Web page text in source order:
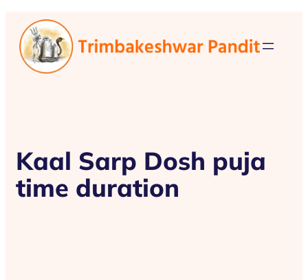
Kaal Sarp Dosh puja
time duration